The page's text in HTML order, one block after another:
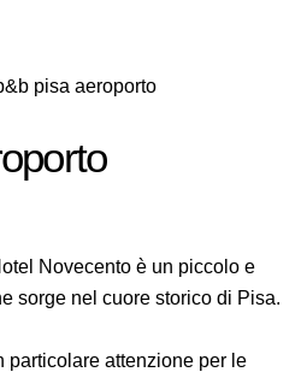
pisa aeroporto
Novecento è un piccolo e
sorge nel cuore storico di Pisa.
particolare attenzione per le